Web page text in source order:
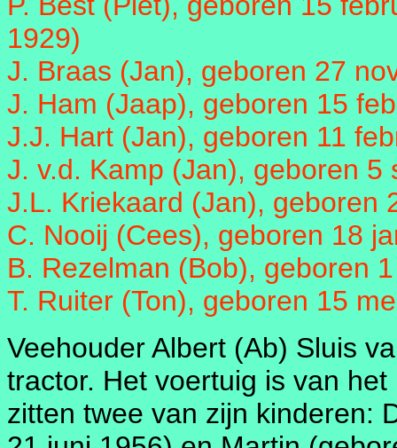
1929)
J. Braas (Jan), geboren 27
J. Ham (Jaap), geboren 15
J.J. Hart (Jan), geboren 11
J. v.d. Kamp (Jan), geboren 5
J.L. Kriekaard (Jan), geboren
C. Nooij (Cees), geboren 18
B. Rezelman (Bob), geboren
T. Ruiter (Ton), geboren 15
Veehouder Albert (Ab) Sluis
tractor. Het voertuig is van
zitten twee van zijn kinderen: